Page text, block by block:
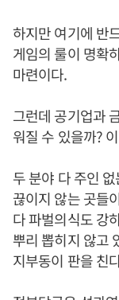
하지만 여기에 반
게임의 룰이 명확
마련이다.
그런데 공기업과
워질 수 있을까?
두 분야 다 주인
끊이지 않는 곳들
다 파벌의식도 강
뿌리 뽑히지 않고
지부동이 판을 친